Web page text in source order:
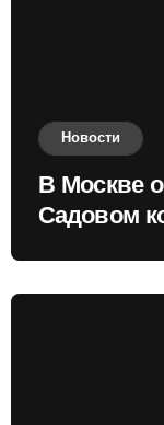
Новости
В Москве
Садовом